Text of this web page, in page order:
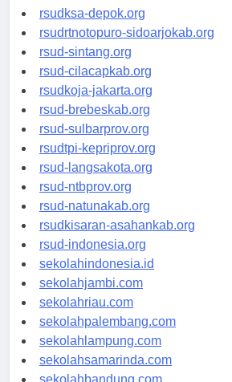
rsuddrloekmonohadi-kuduskab.org
rsudksa-depok.org
rsudrtnotopuro-sidoarjokab.org
rsud-sintang.org
rsud-cilacapkab.org
rsudkoja-jakarta.org
rsud-brebeskab.org
rsud-sulbarprov.org
rsudtpi-kepriprov.org
rsud-langsakota.org
rsud-ntbprov.org
rsud-natunakab.org
rsudkisaran-asahankab.org
rsud-indonesia.org
sekolahindonesia.id
sekolahjambi.com
sekolahriau.com
sekolahpalembang.com
sekolahlampung.com
sekolahsamarinda.com